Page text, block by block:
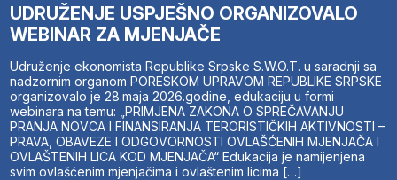
UDRUŽENJE USPJEŠNO ORGANIZOVALO
WEBINAR ZA MJENJAČE
Udruženje ekonomista Republike Srpske S.W.O.T. u saradnji sa
nadzornim organom PORESKOM UPRAVOM REPUBLIKE SRPSKE
organizovalo je 28.maja 2026.godine, edukaciju u formi
webinara na temu: „PRIMJENA ZAKONA O SPREČAVANJU
PRANJA NOVCA I FINANSIRANJA TERORISTIČKIH AKTIVNOSTI –
PRAVA, OBAVEZE I ODGOVORNOSTI OVLAŠĆENIH MJENJAČA I
OVLAŠTENIH LICA KOD MJENJAČA“ Edukacija je namijenjena
svim ovlašćenim mjenjačima i ovlaštenim licima […]